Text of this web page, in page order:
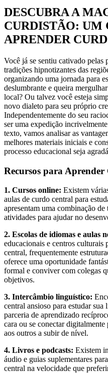
DESCUBRA A
CURDISTÃO: UM
APRENDER
Você já se sentiu cativado pelas
tradições hipnotizantes das
organizando uma jornada para
deslumbrante e queira
local? Ou talvez você esteja
novo dialeto para seu próprio
Independentemente do seu
ser uma expedição
texto, vamos analisar as
melhores materiais iniciais e
processo educacional seja
Recursos para
1. Cursos online: Existem
aulas de curdo central para
apresentam uma combinação
atividades para ajudar no
2. Escolas de idiomas e aulas
educacionais e centros culturais
central, frequentemente
oferece uma oportunidade
formal e conviver com colegas
objetivos.
3. Intercâmbio linguístico:
central ansioso para estudar sua
parceria de aprendizado
cara ou se conectar
aos outros a subir de nível.
4. Livros e podcasts: Existem
áudio e guias suplementares
central na velocidade que